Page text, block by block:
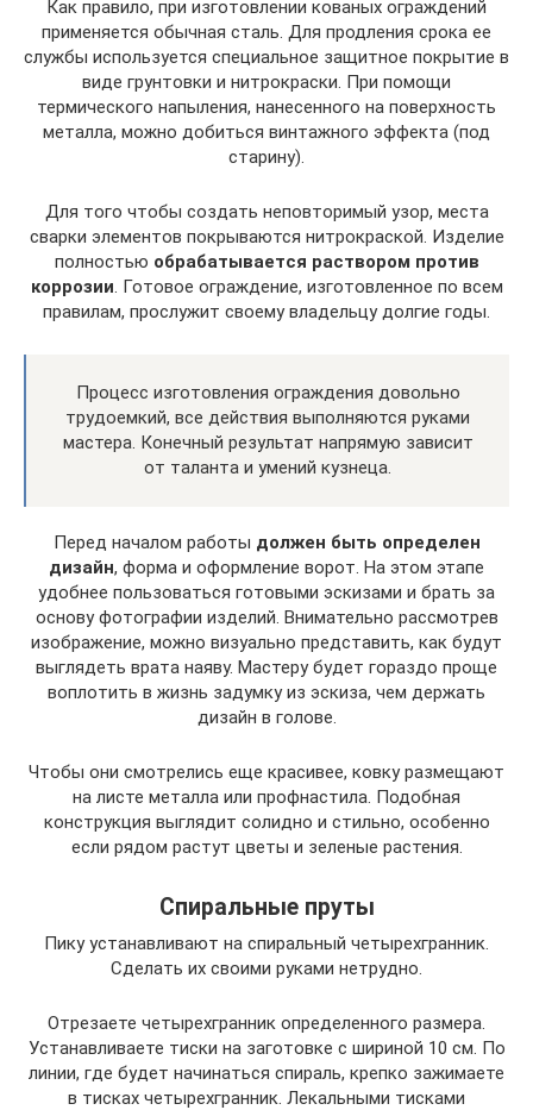
Как правило, при изготовлении кованых ограждений
применяется обычная сталь. Для продления срока ее
службы используется специальное защитное покрытие в
виде грунтовки и нитрокраски. При помощи
термического напыления, нанесенного на поверхность
металла, можно добиться винтажного эффекта (под
старину).
Для того чтобы создать неповторимый узор, места
сварки элементов покрываются нитрокраской. Изделие
полностью обрабатывается раствором против
коррозии . Готовое ограждение, изготовленное по всем
правилам, прослужит своему владельцу долгие годы.
Процесс изготовления ограждения довольно
трудоемкий, все действия выполняются руками
мастера. Конечный результат напрямую зависит
от таланта и умений кузнеца.
Перед началом работы должен быть определен
дизайн, форма и оформление ворот. На этом этапе
удобнее пользоваться готовыми эскизами и брать за
основу фотографии изделий. Внимательно рассмотрев
изображение, можно визуально представить, как будут
выглядеть врата наяву. Мастеру будет гораздо проще
воплотить в жизнь задумку из эскиза, чем держать
дизайн в голове.
Чтобы они смотрелись еще красивее, ковку размещают
на листе металла или профнастила. Подобная
конструкция выглядит солидно и стильно, особенно
если рядом растут цветы и зеленые растения.
Спиральные пруты
Пику устанавливают на спиральный четырехгранник.
Сделать их своими руками нетрудно.
Отрезаете четырехгранник определенного размера.
Устанавливаете тиски на заготовке с шириной 10 см. По
линии, где будет начинаться спираль, крепко зажимаете
в тисках четырехгранник. Лекальными тисками